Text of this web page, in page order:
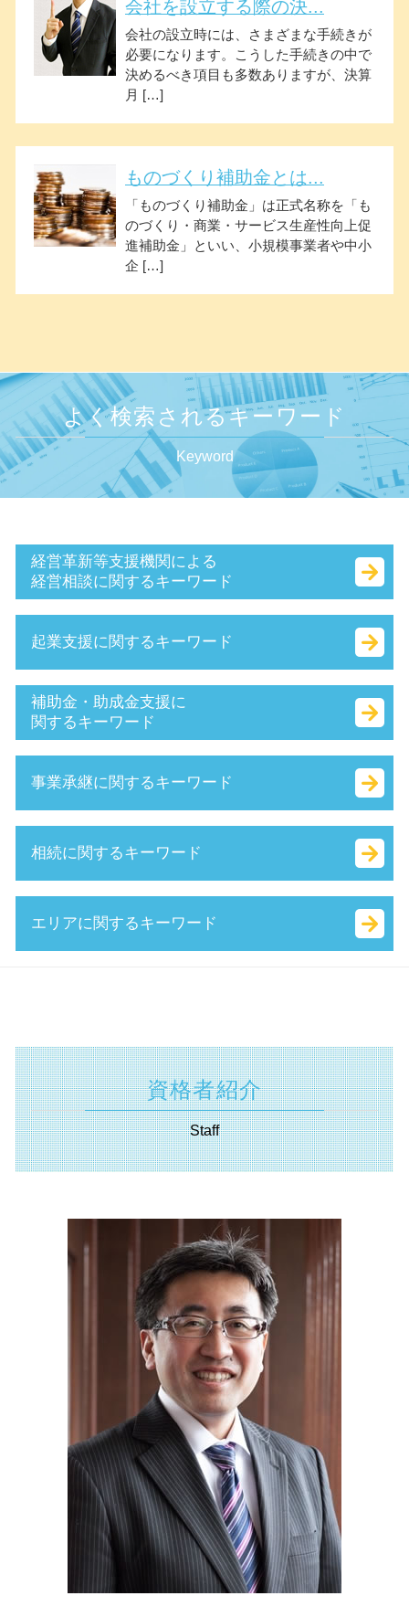
会社を設立する際の決...
会社の設立時には、さまざまな手続きが
必要になります。こうした手続きの中で
決めるべき項目も多数ありますが、決算
月 […]
ものづくり補助金とは...
「ものづくり補助金」は正式名称を「も
のづくり・商業・サービス生産性向上促
進補助金」といい、小規模事業者や中小
企 […]
よく検索されるキーワード
Keyword
経営革新等支援機関による
経営相談に関するキーワード
中小会計要領 とは
経営 計画 作り方
所得拡大促進税制 とは
中小企業再生支援協議会 とは
小規模事業者
創業 計画書 とは
財務 分析
事業計画書 とは
sbir とは
キャッシュフロー とは
生産性向上設備投資促進税制 とは
持続的発展
起業支援に関するキーワード
本店 所在地 とは
ベンチャー 資金調達
会社設立 資本金 決め方
起業 資本金
個人事業主 法人化 タイミング
無限責任 とは
有限責任 とは
合同会社 設立 資本金
法人化 費用
合同会社 資金調達
ベンチャー 起業 とは
法人化 手続き
会社設立 費用
補助金・助成金支援に
関するキーワード
補助金 とは
補助金適化法 とは
人材確保等支援助成金 とは
新事業進出補助金 2025
補助金 種類
ものづくり補助金 対象
it導入補助金 流れ
業務改善助成金 とは
起業支援 助成金
日本政策金融公庫 新創業融資制度
創業 助成金 とは
事業承継に関するキーワード
公開 買い付け とは
技術 提携 とは
株式 譲渡 とは
事業 承継 とは
株式 譲渡 契約書 とは
自社株 評価
共益権 とは
m&a 株式 譲渡
株式譲渡 手続き
資本 参加
事業 譲渡 とは
企業 提携 とは
相続に関するキーワード
確定申告 遺産相続
相続 種類
相続 放棄 とは
相続 範囲
相続税 対象
遺言書 効力 期間
単純承認 とは
生命 保険 相続
限定承認 とは
代襲 相続 とは
相続税 国税庁
エリアに関するキーワード
不動産 川崎市 税理士
起業支援 横浜市 相談
遺言書 横浜市 相談
助成金申請 相模原市 税理士
助成金申請 神奈川県 税理士
遺言書 埼玉県 税理士
経営革新等支援機関 川崎市 税理士
相続 横須賀市 相談
不動産 横須賀市 税理士
経営革新等支援機関 埼玉県 税理士
認定支援機関 川崎市 相談
遺言書 静岡県 相談
補助金申請 横須賀市 相談
遺言書 東京都 税理士
遺言書 神奈川県 税理士
資格者紹介
Staff